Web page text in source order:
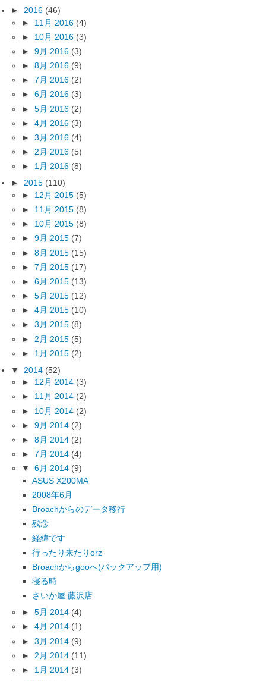
► 2016 (46)
► 11月 2016 (4)
► 10月 2016 (3)
► 9月 2016 (3)
► 8月 2016 (9)
► 7月 2016 (2)
► 6月 2016 (3)
► 5月 2016 (2)
► 4月 2016 (3)
► 3月 2016 (4)
► 2月 2016 (5)
► 1月 2016 (8)
► 2015 (110)
► 12月 2015 (5)
► 11月 2015 (8)
► 10月 2015 (8)
► 9月 2015 (7)
► 8月 2015 (15)
► 7月 2015 (17)
► 6月 2015 (13)
► 5月 2015 (12)
► 4月 2015 (10)
► 3月 2015 (8)
► 2月 2015 (5)
► 1月 2015 (2)
▼ 2014 (52)
► 12月 2014 (3)
► 11月 2014 (2)
► 10月 2014 (2)
► 9月 2014 (2)
► 8月 2014 (2)
► 7月 2014 (4)
▼ 6月 2014 (9)
ASUS X200MA
2008年6月
Broachからのデータ移行
残念
経緯です
行ったり来たりorz
Broachからgooへ(バックアップ用)
寝る時
さいか屋 藤沢店
► 5月 2014 (4)
► 4月 2014 (1)
► 3月 2014 (9)
► 2月 2014 (11)
► 1月 2014 (3)